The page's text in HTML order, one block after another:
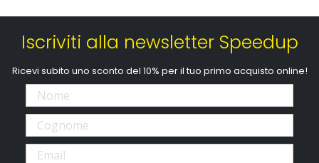
Iscriviti alla newsletter Speedup
Ricevi subito uno sconto del 10% per il tuo primo acquisto online!